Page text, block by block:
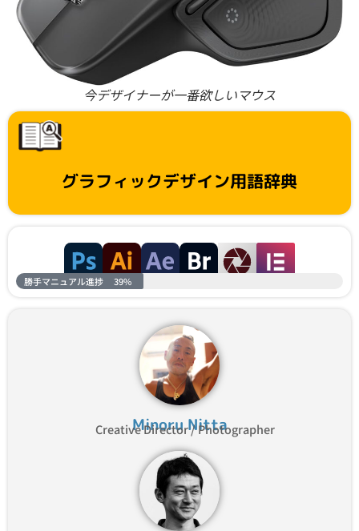
今デザイナーが一番欲しいマウス
グラフィックデザイン用語辞典
勝手マニュアル進捗 39%
Minoru Nitta
Creative Director / Photographer